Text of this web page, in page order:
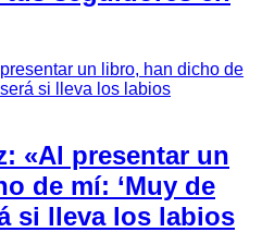
«Al presentar un
de mí: ‘Muy de
si lleva los labios